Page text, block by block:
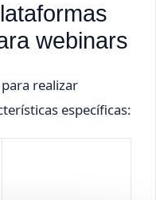
webinars
realizar
específicas: